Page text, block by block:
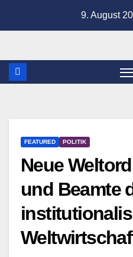
9. August
FEATURED POLITIK
Neue
und Beamte